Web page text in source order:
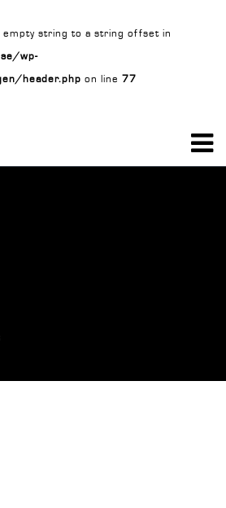
empty string to a string offset in
wp-
header.php on line 77